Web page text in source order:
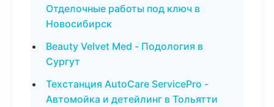
Отделочные работы под ключ в
Новосибирск
Beauty Velvet Med - Подология в
Сургут
Техстанция AutoCare ServicePro -
Автомойка и детейлинг в Тольятти